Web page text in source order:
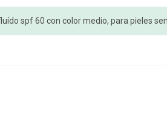
spf 60 con color medio, para pieles